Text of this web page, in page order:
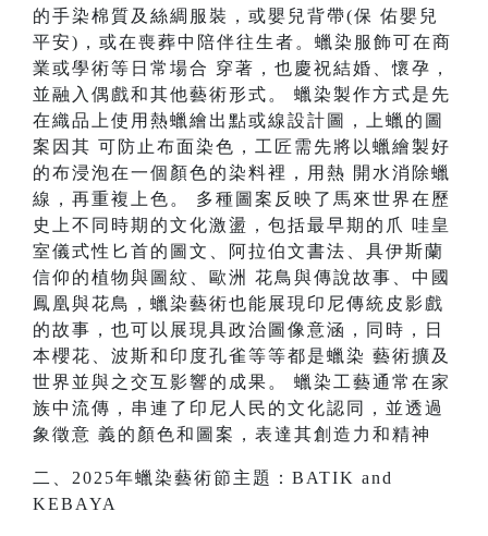
的手染棉質及絲綢服裝，或嬰兒背帶(保 佑嬰兒
平安)，或在喪葬中陪伴往生者。蠟染服飾可在商
業或學術等日常場合 穿著，也慶祝結婚、懷孕，
並融入偶戲和其他藝術形式。 蠟染製作方式是先
在織品上使用熱蠟繪出點或線設計圖，上蠟的圖
案因其 可防止布面染色，工匠需先將以蠟繪製好
的布浸泡在一個顏色的染料裡，用熱 開水消除蠟
線，再重複上色。 多種圖案反映了馬來世界在歷
史上不同時期的文化激盪，包括最早期的爪 哇皇
室儀式性匕首的圖文、阿拉伯文書法、具伊斯蘭
信仰的植物與圖紋、歐洲 花鳥與傳說故事、中國
鳳凰與花鳥，蠟染藝術也能展現印尼傳統皮影戲
的故事，也可以展現具政治圖像意涵，同時，日
本櫻花、波斯和印度孔雀等等都是蠟染 藝術擴及
世界並與之交互影響的成果。 蠟染工藝通常在家
族中流傳，串連了印尼人民的文化認同，並透過
象徵意 義的顏色和圖案，表達其創造力和精神
二、2025年蠟染藝術節主題：BATIK and
KEBAYA